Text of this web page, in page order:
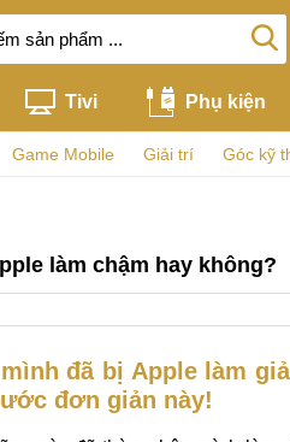
Tivi Phụ kiện
Game Mobile Giải trí Góc kỹ
làm chậm hay không?
đã bị Apple làm
đơn giản này!